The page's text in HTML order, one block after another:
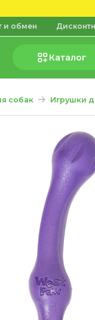
и обмен
Каталог
собак Игрушки